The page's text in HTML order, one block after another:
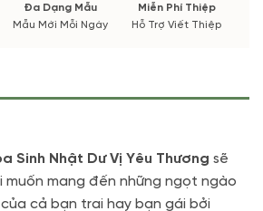
Đa Dạng Mẫu
Mẫu Mới Mỗi Ngày
Miễn Phí Thiệp
Hỗ Trợ Viết Thiệp
Sinh Nhật Dư Vị Yêu Thương sẽ
muốn mang đến những ngọt ngào
cả bạn trai hay bạn gái bởi